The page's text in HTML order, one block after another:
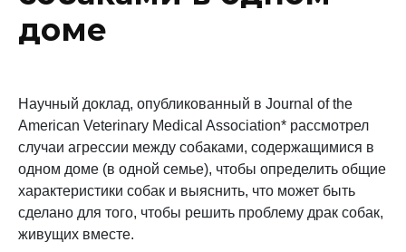
доме
Научный доклад, опубликованный в Journal of the
American Veterinary Medical Association* рассмотрел
случаи агрессии между собаками, содержащимися в
одном доме (в одной семье), чтобы определить общие
характеристики собак и выяснить, что может быть
сделано для того, чтобы решить проблему драк собак,
живущих вместе.